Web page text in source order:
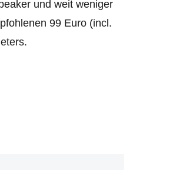
und weit weniger
99 Euro (incl.